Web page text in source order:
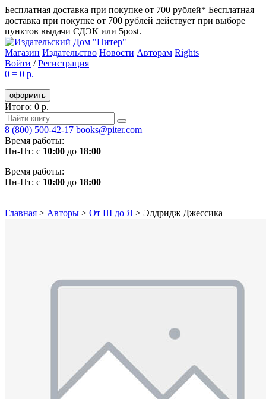
Бесплатная доставка при покупке от 700 рублей* Бесплатная
доставка при покупке от 700 рублей действует при выборе
пунктов выдачи СДЭК или 5post.
Магазин Издательство Новости Авторам Rights
Войти /Регистрация
0 = 0 р.
оформить
Итого: 0 р.
8 (800) 500-42-17 books@piter.com
Время работы:
Пн-Пт: с 10:00 до 18:00
Время работы:
Пн-Пт: с 10:00 до 18:00
Главная > Авторы > От Ш до Я > Элдридж Джессика